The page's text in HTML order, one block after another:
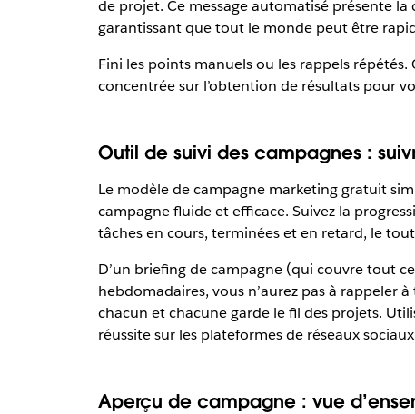
de projet. Ce message automatisé présente
garantissant que tout le monde peut être
Fini les points manuels ou les rappels
concentrée sur l’obtention de résultats pour
Outil de suivi des campagnes :
Le modèle de campagne marketing gratuit
campagne fluide et efficace. Suivez la
tâches en cours, terminées et en retard, le
D’un briefing de campagne (qui couvre tout
hebdomadaires, vous n’aurez pas à rappeler
chacun et chacune garde le fil des projets.
réussite sur les plateformes de réseaux
Aperçu de campagne : vue